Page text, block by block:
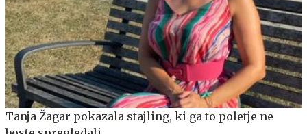
Tanja Žagar pokazala stajling, ki ga to poletje ne